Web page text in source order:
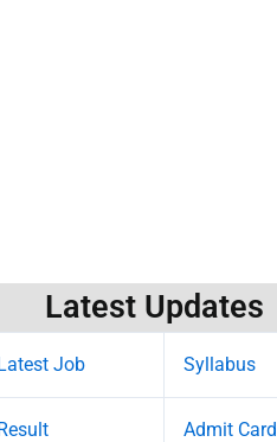
Latest Updates
Job Syllabus
Admit Card